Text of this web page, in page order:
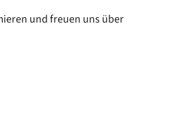
und freuen uns über